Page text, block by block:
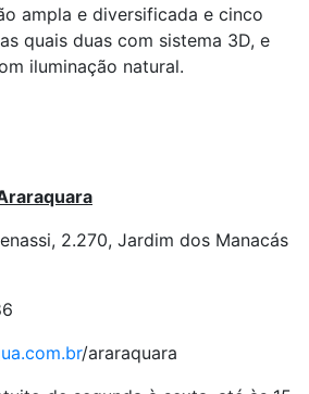
ampla e diversificada e cinco
quais duas com sistema 3D, e
iluminação natural.
2.270, Jardim dos Manacás
/araraquara